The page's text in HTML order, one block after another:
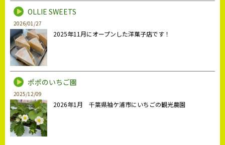
OLLIE SWEETS
2026/01/27
2025年11月にオープンした洋菓子店です！
ポポのいちご園
2025/12/09
2026年1月 千葉県袖ケ浦市にいちごの観光農園